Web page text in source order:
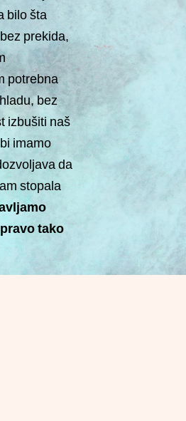
bilo šta
prekida,
potrebna
bez
izbušiti naš
imamo
da
stopala
tako